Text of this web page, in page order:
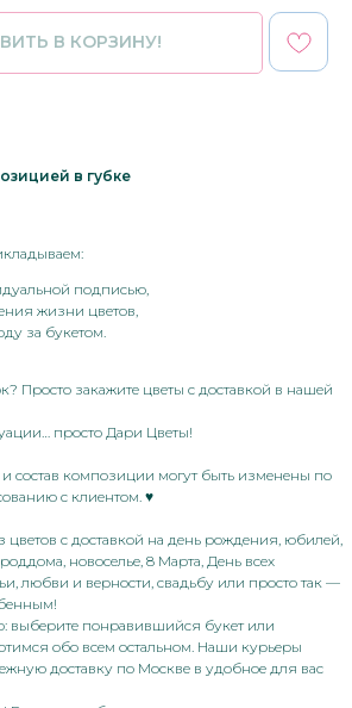
В КОРЗИНУ!
в губке
подписью,
жизни цветов,
за букетом.
Просто закажите цветы с доставкой в нашей
просто Дари Цветы!
состав композиции могут быть изменены по
с клиентом. ♥
с доставкой на день рождения, юбилей,
новоселье, 8 Марта, День всех
любви и верности, свадьбу или просто так —
выберите понравившийся букет или
обо всем остальном. Наши курьеры
доставку по Москве в удобное для вас